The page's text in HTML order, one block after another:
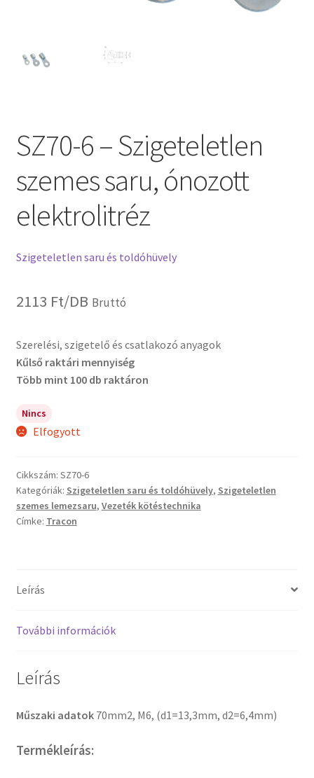
SZ70-6 – Szigeteletlen
szemes saru, ónozott
elektrolitréz
Szigeteletlen saru és toldóhüvely
2113 Ft/DB Bruttó
Szerelési, szigetelő és csatlakozó anyagok
Kűlső raktári mennyiség
Több mint 100 db raktáron
Nincs
Elfogyott
Cikkszám: SZ70-6
Kategóriák: Szigeteletlen saru és toldóhüvely, Szigeteletlen
szemes lemezsaru, Vezeték kötéstechnika
Címke: Tracon
Leírás
További információk
Leírás
Műszaki adatok 70mm2, M6, (d1=13,3mm, d2=6,4mm)
Termékleírás: